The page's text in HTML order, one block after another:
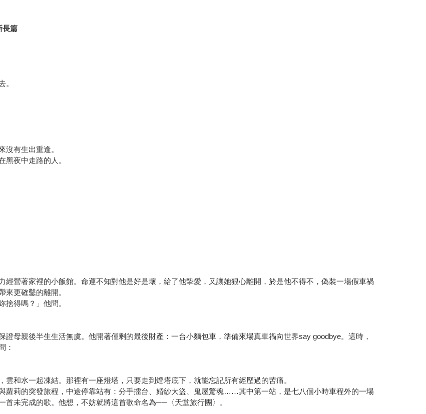
長篇
。
沒有生出重逢。
黑夜中走路的人。
營著家裡的小飯館。命運不知對他是好是壞，給了他摯愛，又讓她狠心離開，於是他不得不，偽裝一場假車禍
來更確鑿的離開。
捨得嗎？」他問。
母親後半生生活無虞。他開著僅剩的最後財產：一台小麵包車，準備來場真車禍向世界say goodbye。這時，
：
和水一起凍結。那裡有一座燈塔，只要走到燈塔底下，就能忘記所有經歷過的苦痛。
蘿莉的突發旅程，中途停靠站有：分手擂台、婚紗大盜、鬼屋驚魂……其中第一站，是七八個小時車程外的一場
未完成的歌。他想，不妨就將這首歌命名為──〈天堂旅行團〉。